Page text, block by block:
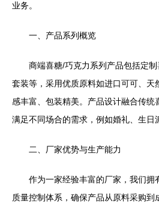
业务。
一、产品系列概览
商端喜糖/巧克力系列产品包括定
套装等，采用优质原料如进口可可、天
感丰富、包装精美。产品设计融合传统
满足不同场合的需求，例如婚礼、生日
二、厂家优势与生产能力
作为一家经验丰富的厂家，我们拥
质量控制体系，确保产品从原料采购到